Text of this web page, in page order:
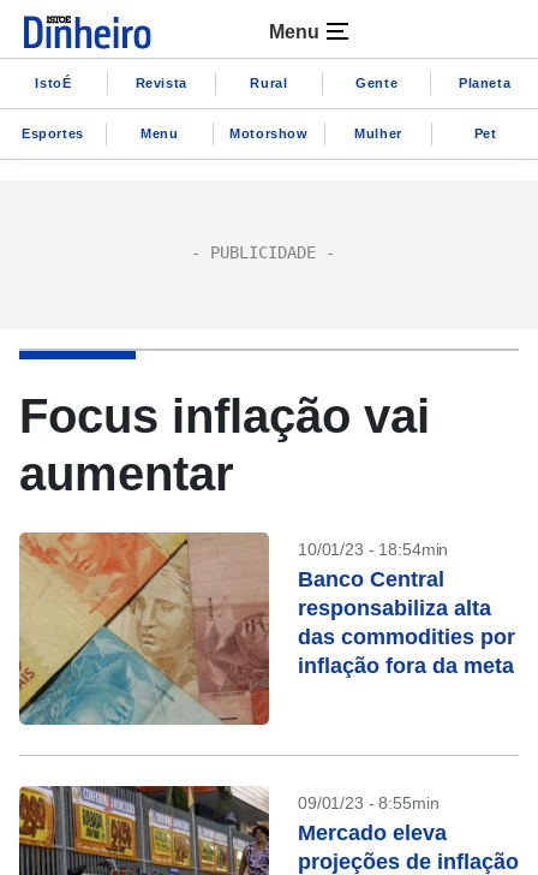
Menu
IstoÉ Revista Rural Gente Planeta
Esportes Menu Motorshow Mulher Pet
Focus inflação vai
aumentar
10/01/23 - 18:54min
Banco Central
responsabiliza alta
das commodities por
inflação fora da meta
09/01/23 - 8:55min
Mercado eleva
projeções de inflação